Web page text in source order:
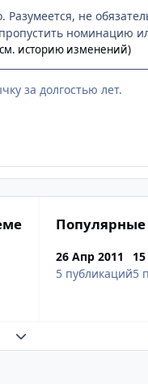
не
номинацию
историю изменений)
за долгостью лет.
26 Апр 2011
5 публикаций5
Развернуть обзор темы